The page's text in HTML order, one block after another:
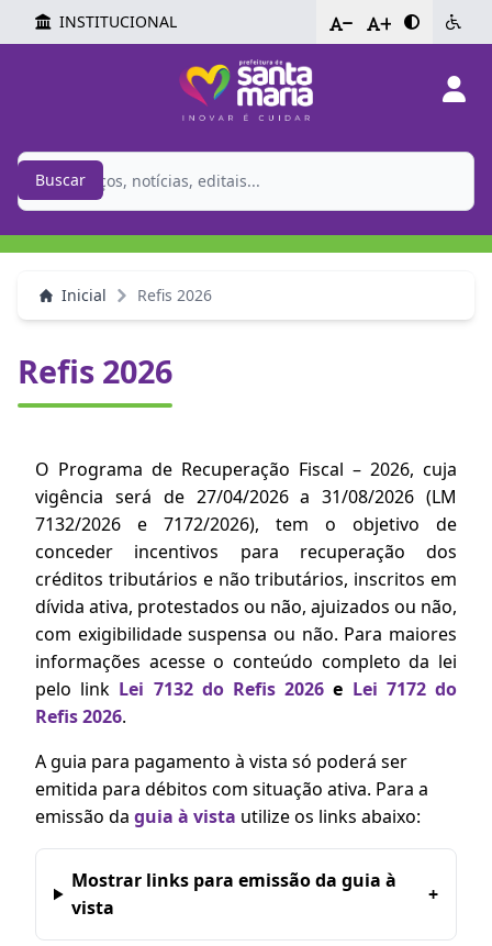
INSTITUCIONAL - +
Buscar
Inicial Refis 2026
Refis 2026
O Programa de Recuperação Fiscal – 2026, cuja
vigência será de 27/04/2026 a 31/08/2026 (LM
7132/2026 e 7172/2026), tem o objetivo de
conceder incentivos para recuperação dos
créditos tributários e não tributários, inscritos em
dívida ativa, protestados ou não, ajuizados ou não,
com exigibilidade suspensa ou não. Para maiores
informações acesse o conteúdo completo da lei
pelo link Lei 7132 do Refis 2026 e Lei 7172 do
Refis 2026.
A guia para pagamento à vista só poderá ser
emitida para débitos com situação ativa. Para a
emissão da guia à vista utilize os links abaixo:
Mostrar links para emissão da guia à
vista
+